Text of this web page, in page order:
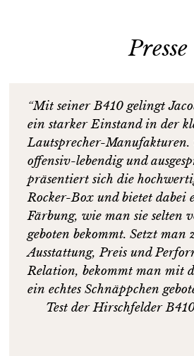
Presse
“Mit seiner B410 gelingt
ein starker Einstand in der
Lautsprecher-Manufakturen.
offensiv-lebendig und
präsentiert sich die
Rocker-Box und bietet dabei
Färbung, wie man sie selten
geboten bekommt. Setzt man
Ausstattung, Preis und
Relation, bekommt man mit
ein echtes Schnäppchen
Test der Hirschfelder